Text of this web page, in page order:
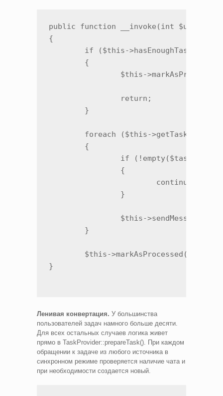
public function __invoke(int
{
}
Ленивая конвертация. У большинства
пользователей задач намного больше десяти.
Для всех остальных случаев логика живет
прямо в TaskProvider::prepareTask(). При каждом
обращении к задаче из любого источника в
синхронном режиме проверяется наличие чата и
при необходимости создается новый.